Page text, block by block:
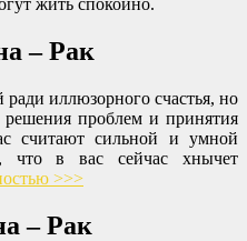
жить спокойно.
– Рак
иллюзорного счастья, но
решения проблем и принятия
считают сильной и умной
что в вас сейчас хнычет
>>>
– Рак